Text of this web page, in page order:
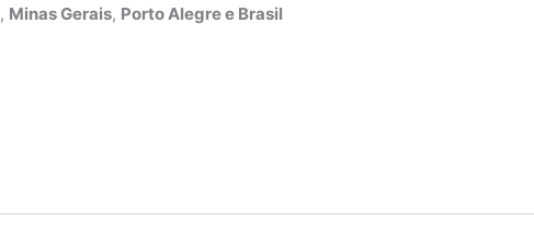
, Minas Gerais, Porto Alegre e Brasil